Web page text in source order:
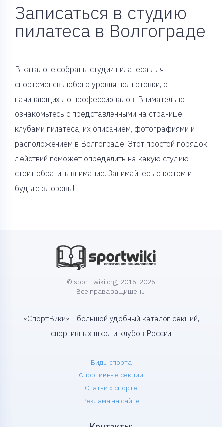
Записаться в студию
пилатеса в Волгограде
В каталоге собраны студии пилатеса для
спортсменов любого уровня подготовки, от
начинающих до профессионалов. Внимательно
ознакомьтесь с представленными на странице
клубами пилатеса, их описанием, фотографиями и
расположением в Волгограде. Этот простой порядок
действий поможет определить на какую студию
стоит обратить внимание. Занимайтесь спортом и
будьте здоровы!
© sport-wiki.org, 2016-2026
Все права защищены
«СпортВики» - большой удобный каталог секций,
спортивных школ и клубов России
Виды спорта
Спортивные секции
Статьи о спорте
Реклама на сайте